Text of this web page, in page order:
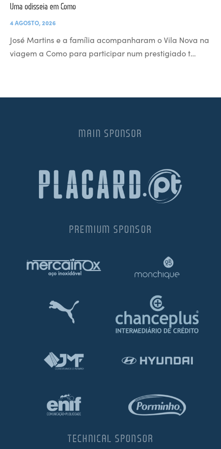
Uma odisseia em Como
4 AGOSTO, 2026
José Martins e a família acompanharam o Vila Nova na
viagem a Como para participar num prestigiado t…
MAIN SPONSOR
PREMIUM SPONSOR
TECHNICAL SPONSOR